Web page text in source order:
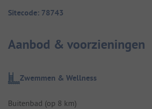
Sitecode: 78743
Aanbod & voorzieningen
Zwemmen & Wellness
Buitenbad (op 8 km)